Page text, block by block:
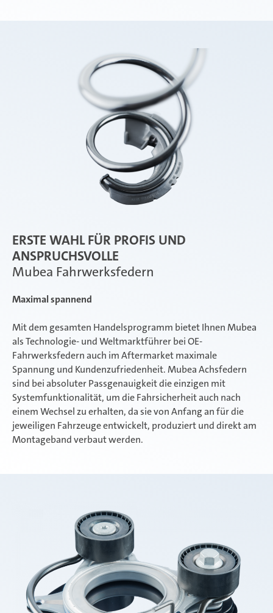
ERSTE WAHL FÜR PROFIS UND
ANSPRUCHSVOLLE
Mubea Fahrwerksfedern
Maximal spannend
Mit dem gesamten Handelsprogramm bietet Ihnen Mubea
als Technologie- und Weltmarktführer bei OE-
Fahrwerksfedern auch im Aftermarket maximale
Spannung und Kundenzufriedenheit. Mubea Achsfedern
sind bei absoluter Passgenauigkeit die einzigen mit
Systemfunktionalität, um die Fahrsicherheit auch nach
einem Wechsel zu erhalten, da sie von Anfang an für die
jeweiligen Fahrzeuge entwickelt, produziert und direkt am
Montageband verbaut werden.